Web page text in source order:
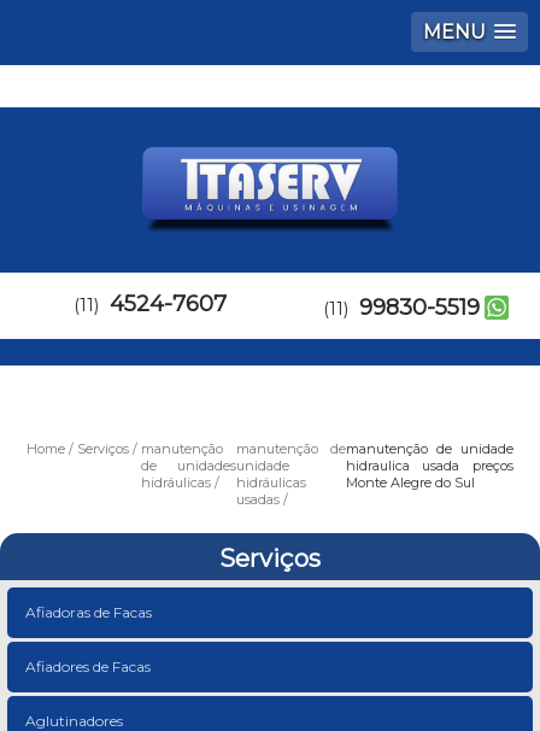
MENU
(11) 4524-7607 (11) 99830-5519
Home Serviços
manutenção
de unidades
hidráulicas
manutenção de
unidade
hidráulicas
usadas
manutenção de unidade
hidraulica usada preços
Monte Alegre do Sul
Serviços
Afiadoras de Facas
Afiadores de Facas
Aglutinadores